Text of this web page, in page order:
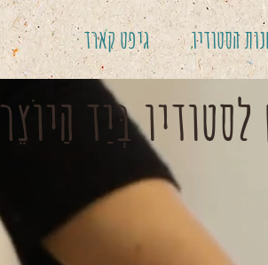
הסטודיו גיפט קארד
בְּיַד הַיוֹצֵר